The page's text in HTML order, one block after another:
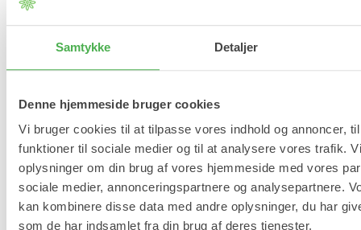
Samtykke Detaljer
Denne hjemmeside bruger cookies
Vi bruger cookies til at tilpasse vores indhold og annoncer,
funktioner til sociale medier og til at analysere vores trafik.
oplysninger om din brug af vores hjemmeside med vores
sociale medier, annonceringspartnere og analysepartnere.
kan kombinere disse data med andre oplysninger, du har
som de har indsamlet fra din brug af deres tjenester.
Størrelse Brystmål i cm
S 62 58
M 76 58